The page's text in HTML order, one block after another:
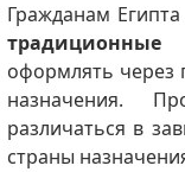
Гражданам
оформлять через
назначения.
различаться в
страны